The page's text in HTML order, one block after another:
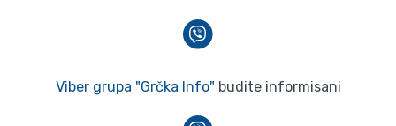
Viber grupa "Grčka Info" budite informisani